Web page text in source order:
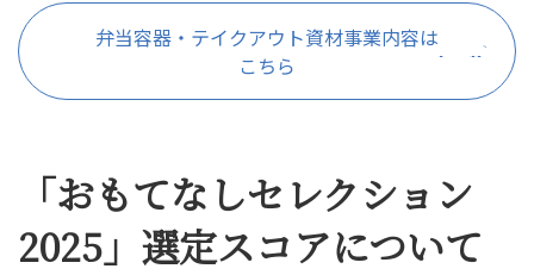
弁当容器・テイクアウト資材事業内容は
こちら
「おもてなしセレクション
2025」選定スコアについて